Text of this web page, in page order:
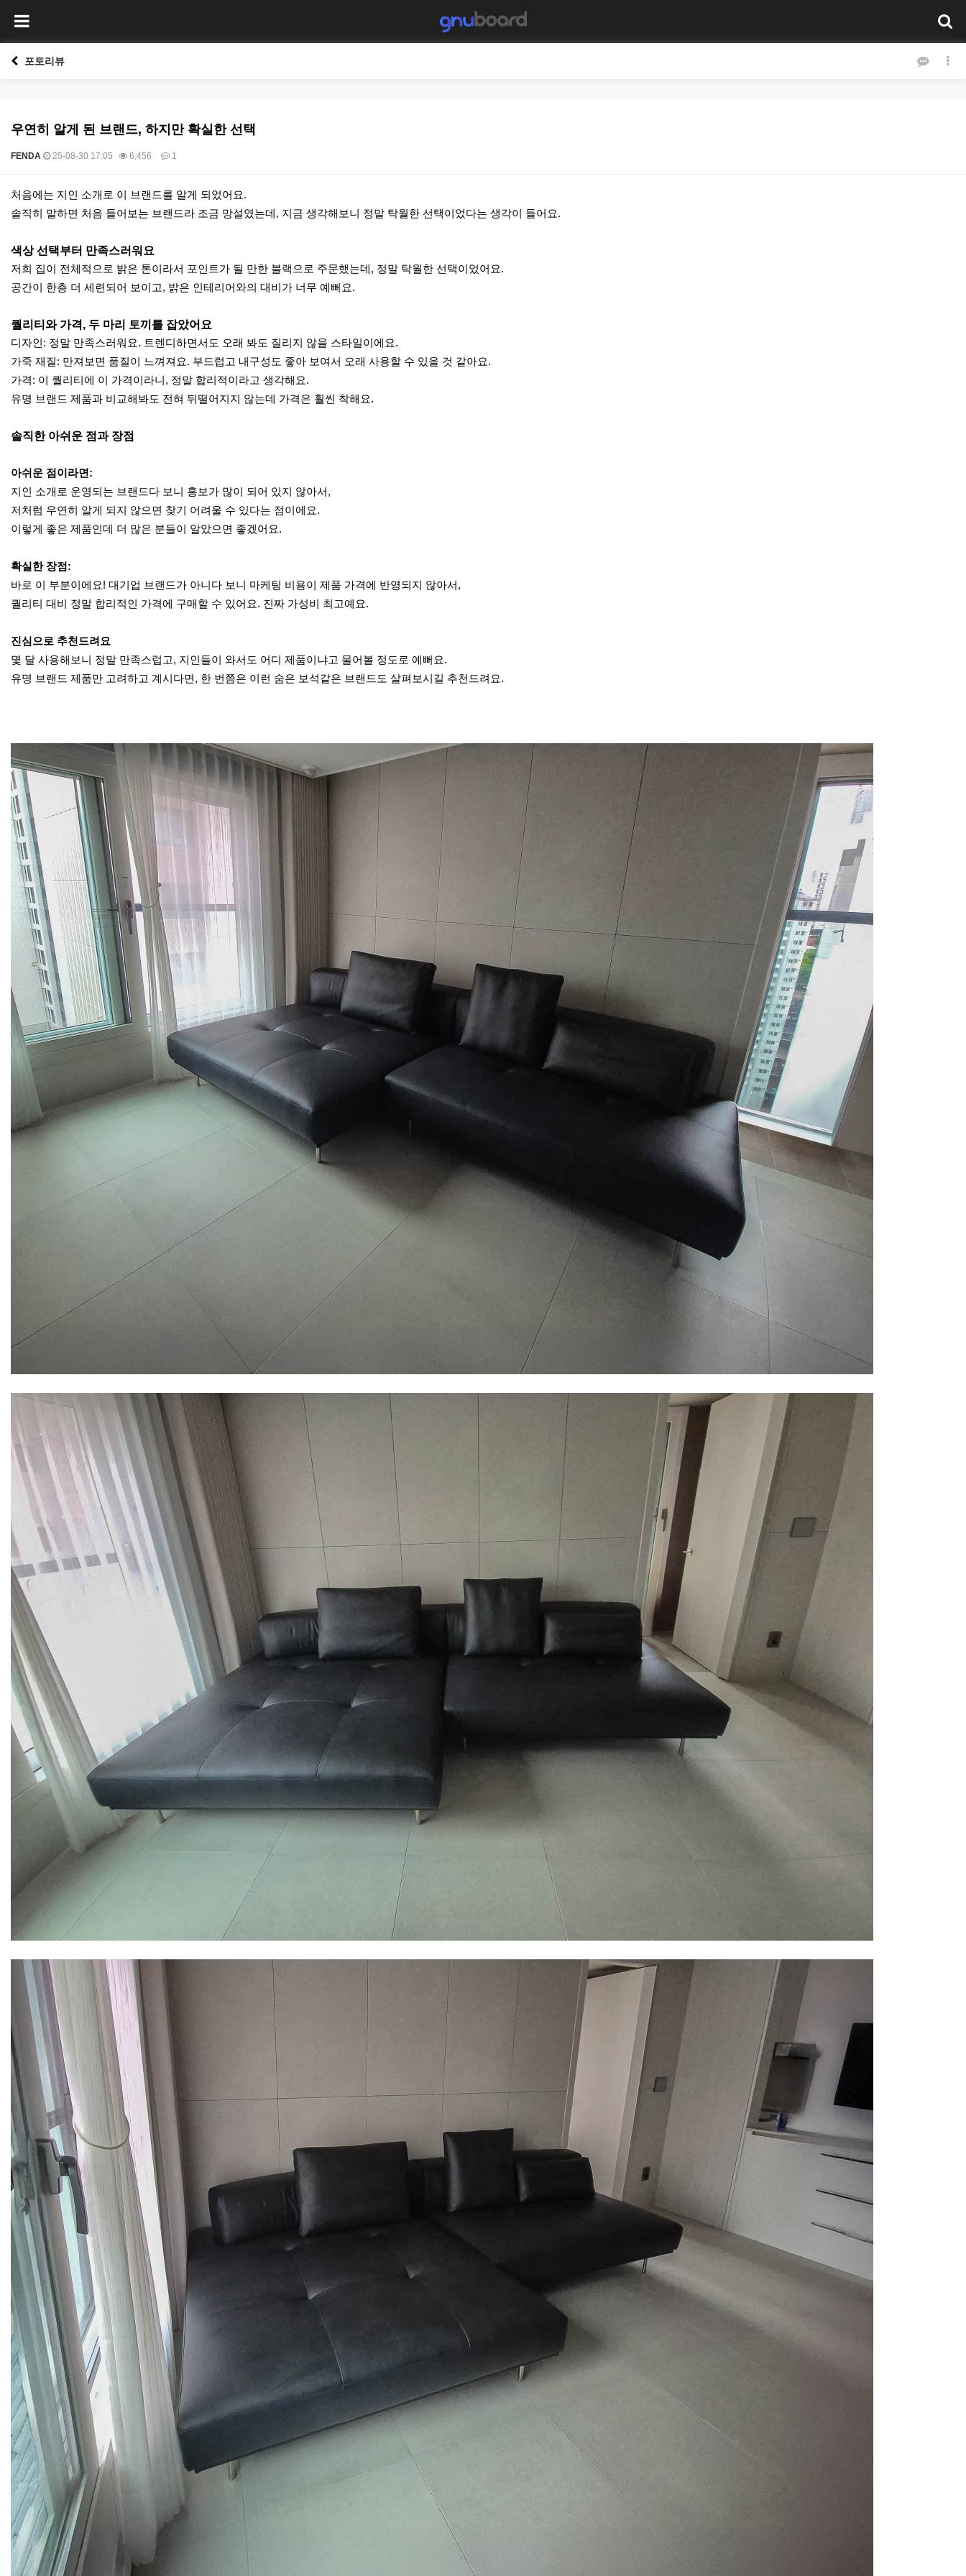
포토리뷰
우연히 알게 된 브랜드, 하지만 확실한 선택
FENDA 25-08-30 17:05 6,456 1
본문
처음에는 지인 소개로 이 브랜드를 알게 되었어요.
솔직히 말하면 처음 들어보는 브랜드라 조금 망설였는데, 지금 생각해보니 정말 탁월한 선택이었다는 생각이 들어요.
색상 선택부터 만족스러워요
저희 집이 전체적으로 밝은 톤이라서 포인트가 될 만한 블랙으로 주문했는데, 정말 탁월한 선택이었어요.
공간이 한층 더 세련되어 보이고, 밝은 인테리어와의 대비가 너무 예뻐요.
퀄리티와 가격, 두 마리 토끼를 잡았어요
디자인: 정말 만족스러워요. 트렌디하면서도 오래 봐도 질리지 않을 스타일이에요.
가죽 재질: 만져보면 품질이 느껴져요. 부드럽고 내구성도 좋아 보여서 오래 사용할 수 있을 것 같아요.
가격: 이 퀄리티에 이 가격이라니, 정말 합리적이라고 생각해요.
유명 브랜드 제품과 비교해봐도 전혀 뒤떨어지지 않는데 가격은 훨씬 착해요.
솔직한 아쉬운 점과 장점
아쉬운 점이라면:
지인 소개로 운영되는 브랜드다 보니 홍보가 많이 되어 있지 않아서,
저처럼 우연히 알게 되지 않으면 찾기 어려울 수 있다는 점이에요.
이렇게 좋은 제품인데 더 많은 분들이 알았으면 좋겠어요.
확실한 장점:
바로 이 부분이에요! 대기업 브랜드가 아니다 보니 마케팅 비용이 제품 가격에 반영되지 않아서,
퀄리티 대비 정말 합리적인 가격에 구매할 수 있어요. 진짜 가성비 최고예요.
진심으로 추천드려요
몇 달 사용해보니 정말 만족스럽고, 지인들이 와서도 어디 제품이냐고 물어볼 정도로 예뻐요.
유명 브랜드 제품만 고려하고 계시다면, 한 번쯤은 이런 숨은 보석같은 브랜드도 살펴보시길 추천드려요.